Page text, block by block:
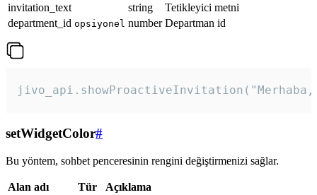
invitation_text string
Tetikleyici metni
department_id opsiyonel number Departman id
setWidgetColor#
Bu yöntem, sohbet penceresinin rengini değiştirmenizi sağlar.
Alan adı Tür
Açıklama